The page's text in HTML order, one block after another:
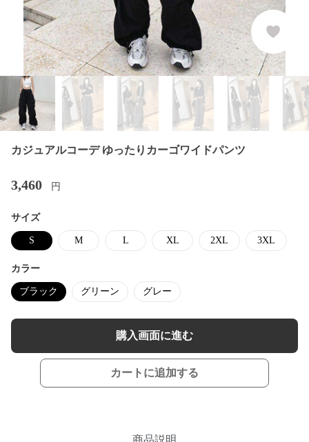
カジュアルコーデ ゆったりカーゴワイドパンツ
3,460 円
サイズ
S M L XL 2XL 3XL
カラー
ブラック グリーン グレー
購入画面に進む
カートに追加する
商品説明